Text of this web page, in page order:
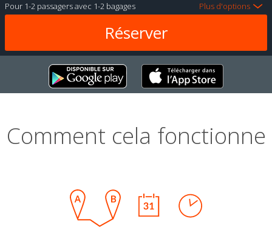
Pour 1-2 passagersavec 1-2 bagages Plus d'options
Comment cela fonctionne